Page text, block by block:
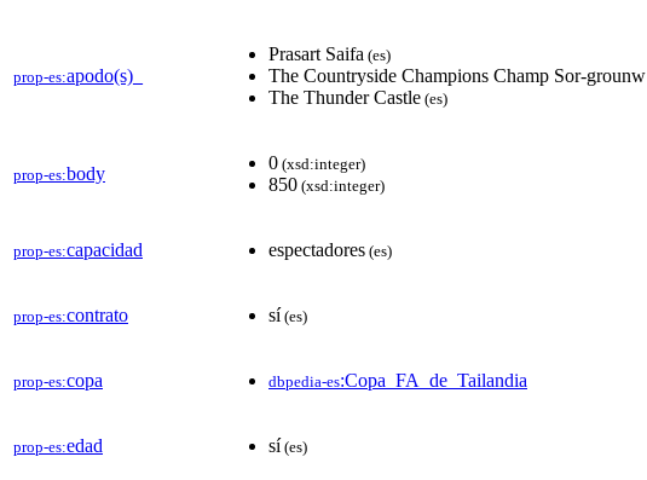
prop-es:apodo(s)_
Prasart Saifa (es)
The Countryside Champions Champ Sor-grounw
The Thunder Castle (es)
prop-es:body
0 (xsd:integer)
850 (xsd:integer)
prop-es:capacidad espectadores (es)
prop-es:contrato sí (es)
prop-es:copa dbpedia-es:Copa_FA_de_Tailandia
prop-es:edad sí (es)